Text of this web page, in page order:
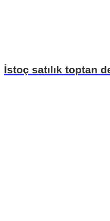
İstoç satılık toptan